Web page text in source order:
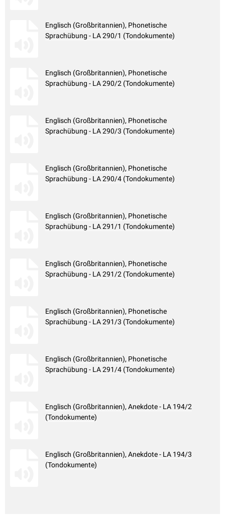
Englisch (Großbritannien), Phonetische
Sprachübung - LA 290/1 (Tondokumente)
Englisch (Großbritannien), Phonetische
Sprachübung - LA 290/2 (Tondokumente)
Englisch (Großbritannien), Phonetische
Sprachübung - LA 290/3 (Tondokumente)
Englisch (Großbritannien), Phonetische
Sprachübung - LA 290/4 (Tondokumente)
Englisch (Großbritannien), Phonetische
Sprachübung - LA 291/1 (Tondokumente)
Englisch (Großbritannien), Phonetische
Sprachübung - LA 291/2 (Tondokumente)
Englisch (Großbritannien), Phonetische
Sprachübung - LA 291/3 (Tondokumente)
Englisch (Großbritannien), Phonetische
Sprachübung - LA 291/4 (Tondokumente)
Englisch (Großbritannien), Anekdote - LA 194/2
(Tondokumente)
Englisch (Großbritannien), Anekdote - LA 194/3
(Tondokumente)